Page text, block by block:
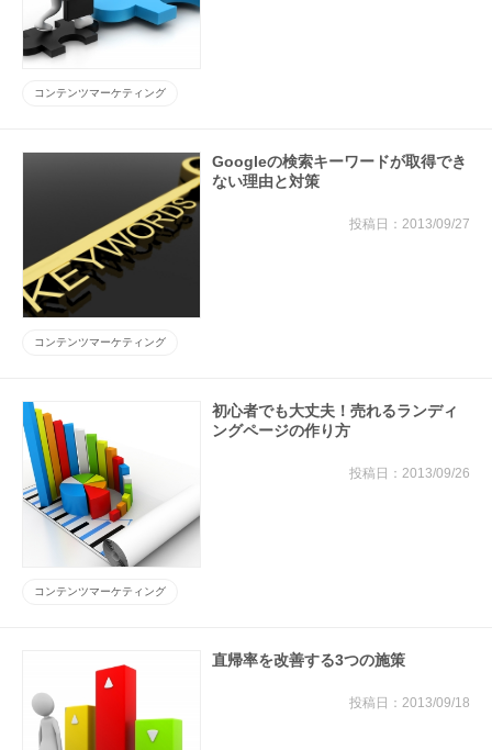
コンテンツマーケティング
Googleの検索キーワードが取得でき
ない理由と対策
2013/09/27
コンテンツマーケティング
初心者でも大丈夫！売れるランディ
ングページの作り方
2013/09/26
コンテンツマーケティング
直帰率を改善する3つの施策
2013/09/18